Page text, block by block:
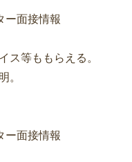
ー面接情報
ス等ももらえる。
。
ー面接情報